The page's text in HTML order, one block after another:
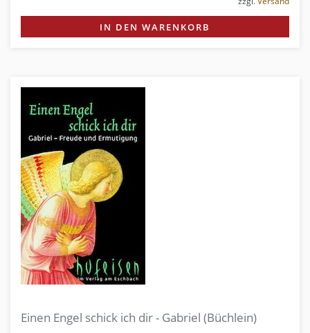
IN DEN WARENKORB
Einen Engel schick ich dir - Gabriel (Büchlein)